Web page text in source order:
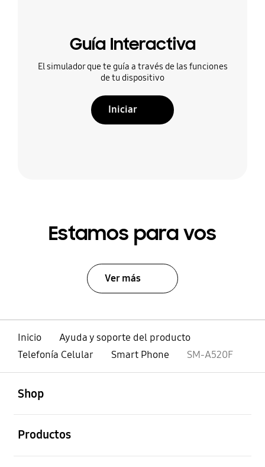
Guía Interactiva
El simulador que te guía a través de las funciones
de tu dispositivo
Iniciar
Estamos para vos
Ver más
Inicio
Ayuda y soporte del producto
Telefonía Celular
Smart Phone SM-A520F
Shop
Productos